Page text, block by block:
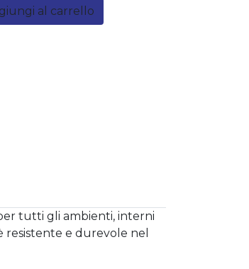
al carrello
tutti gli ambienti, interni
resistente e durevole nel